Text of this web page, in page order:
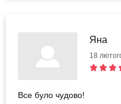
Яна
18
Все було чудово!